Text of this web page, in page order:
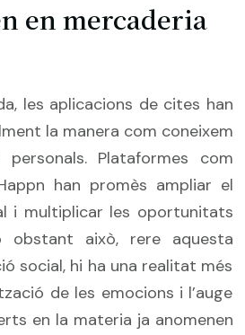
en mercaderia
les aplicacions de cites han
la manera com coneixem
Plataformes com
han promès ampliar el
i multiplicar les oportunitats
obstant això, rere aquesta
social, hi ha una realitat més
de les emocions i l’auge
en la materia ja anomenen